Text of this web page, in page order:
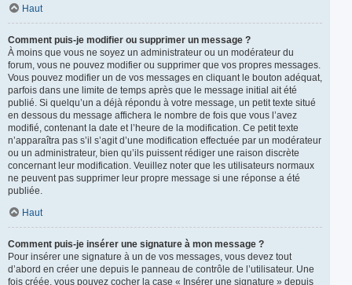
Haut
Comment puis-je modifier ou supprimer un message ?
À moins que vous ne soyez un administrateur ou un modérateur du
forum, vous ne pouvez modifier ou supprimer que vos propres messages.
Vous pouvez modifier un de vos messages en cliquant le bouton adéquat,
parfois dans une limite de temps après que le message initial ait été
publié. Si quelqu’un a déjà répondu à votre message, un petit texte situé
en dessous du message affichera le nombre de fois que vous l’avez
modifié, contenant la date et l’heure de la modification. Ce petit texte
n’apparaîtra pas s’il s’agit d’une modification effectuée par un modérateur
ou un administrateur, bien qu’ils puissent rédiger une raison discrète
concernant leur modification. Veuillez noter que les utilisateurs normaux
ne peuvent pas supprimer leur propre message si une réponse a été
publiée.
Haut
Comment puis-je insérer une signature à mon message ?
Pour insérer une signature à un de vos messages, vous devez tout
d’abord en créer une depuis le panneau de contrôle de l’utilisateur. Une
fois créée, vous pouvez cocher la case « Insérer une signature » depuis